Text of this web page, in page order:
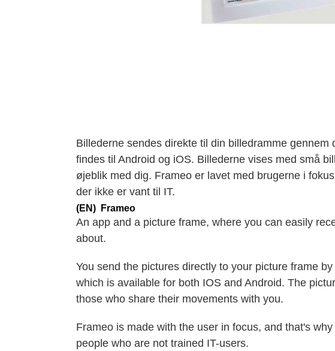
Billederne sendes direkte til din billedramme
findes til Android og iOS. Billederne vises med små
øjeblik med dig. Frameo er lavet med brugerne i
der ikke er vant til IT.
(EN) Frameo
An app and a picture frame, where you can easily
about.
You send the pictures directly to your picture frame
which is available for both IOS and Android. The
those who share their movements with you.
Frameo is made with the user in focus, and that's
people who are not trained IT-users.